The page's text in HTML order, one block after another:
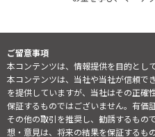
ご留意事項
本コンテンツは、情報提供を目的とし
本コンテンツは、当社や当社が信頼で
を提供していますが、当社はその正確
保証するものではございません。有価
その他の取引を推奨し、勧誘するもの
想・意見は、将来の結果を保証するも